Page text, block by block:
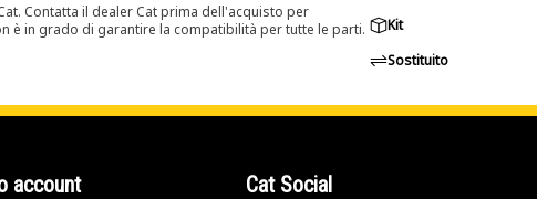
Contatta il dealer Cat prima dell'acquisto per
è in grado di garantire la compatibilità per tutte le parti.
Kit
Sostituito
account Cat Social